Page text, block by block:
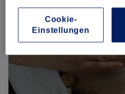
Donnerstag
Freitag
Samstag
Sonntag
Ein Lächeln wird erst durch
etwas ganz Besonderem. Wo du
bekommst? Im Kosmetikstudio
Cookie-
Einstellungen